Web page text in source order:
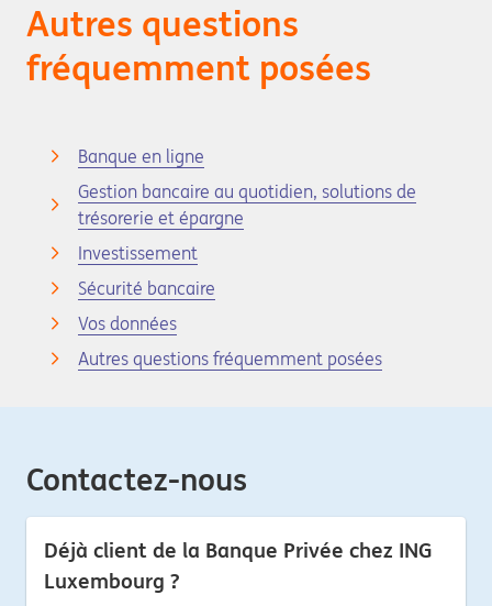
Autres questions
fréquemment posées
Banque en ligne
Gestion bancaire au quotidien, solutions de
trésorerie et épargne
Investissement
Sécurité bancaire
Vos données
Autres questions fréquemment posées
Contactez-nous
Déjà client de la Banque Privée chez ING
Luxembourg ?